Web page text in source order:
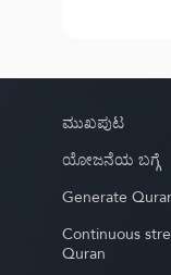
ಮುಖಪುಟ
ಯೋಜನೆಯ ಬಗ್ಗೆ
Generate
Continuous
Quran